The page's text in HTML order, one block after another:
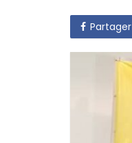
Partager